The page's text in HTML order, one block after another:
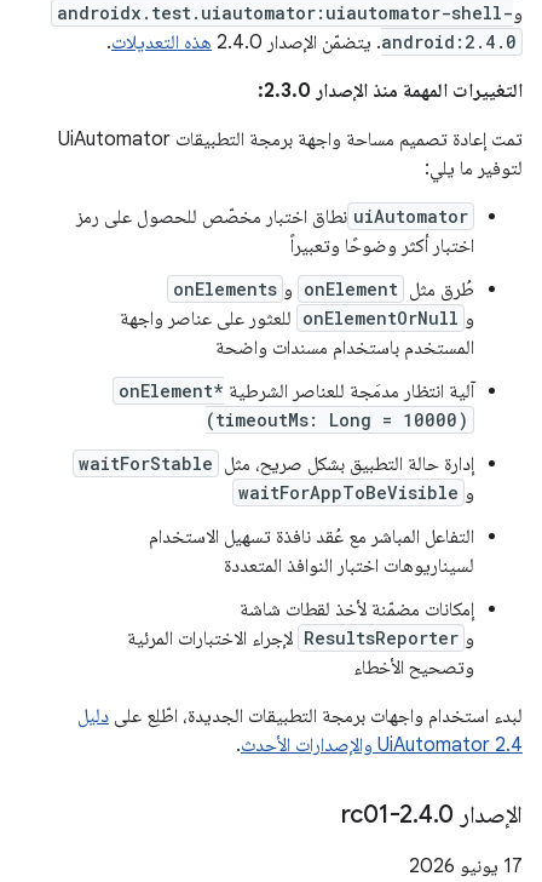
وandroidx.test.uiautomator:uiautomator-shell-
android:2.4.0. يتضمّن الإصدار 2.4.0 هذه التعديلات.
التغييرات المهمة منذ الإصدار 2.3.0:
تمت إعادة تصميم مساحة واجهة برمجة التطبيقات UiAutomator
لتوفير ما يلي:
uiAutomator نطاق اختبار مخصّص للحصول على رمز
اختبار أكثر وضوحًا وتعبيراً
طُرق مثل onElement و onElements
و onElementOrNull للعثور على عناصر واجهة
المستخدم باستخدام مسندات واضحة
آلية انتظار مدمَجة للعناصر الشرطية onElement*
(timeoutMs: Long = 10000)
إدارة حالة التطبيق بشكل صريح، مثل waitForStable
و waitForAppToBeVisible
التفاعل المباشر مع عُقد نافذة تسهيل الاستخدام
لسيناريوهات اختبار النوافذ المتعددة
إمكانات مضمّنة لأخذ لقطات شاشة
و ResultsReporter لإجراء الاختبارات المرئية
وتصحيح الأخطاء
لبدء استخدام واجهات برمجة التطبيقات الجديدة، اطّلِع على دليل
UiAutomator 2.4 والإصدارات الأحدث
.
الإصدار 2 .4.0-rc01
‫17 يونيو 2026